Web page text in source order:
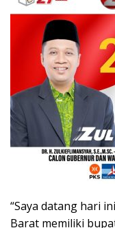
“Saya datang hari
Barat memiliki